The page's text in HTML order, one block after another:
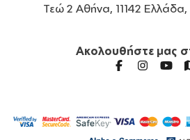
Τεώ 2 Αθήνα, 11142 Ελλάδα,
Ακολουθήστε μας